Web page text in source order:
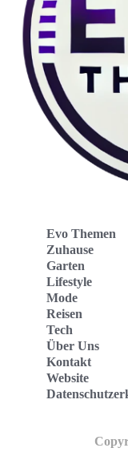
Evo Themen
Zuhause
Garten
Lifestyle
Mode
Reisen
Tech
Über Uns
Kontakt
Website